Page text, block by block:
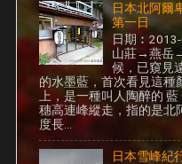
日本北阿爾
第一日
日期
山莊→燕岳
候，已窺見
的水墨藍，首次看見這種
上，是一種叫人陶醉的
穗高連峰縱走，指的是北
度長...
日本雪峰紀